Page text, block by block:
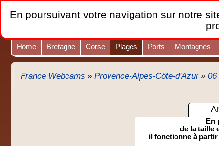
Home Bretagne Corse Plages Ports Montagnes
France Webcams » Provence-Alpes-Côte-d'Azur» 06
En
de la taille
il fonctionne à partir
En poursuivant votre navigation sur notre